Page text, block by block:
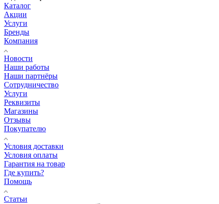
Каталог
Акции
Услуги
Бренды
Компания
Новости
Наши работы
Наши партнёры
Сотрудничество
Услуги
Реквизиты
Магазины
Отзывы
Покупателю
Условия доставки
Условия оплаты
Гарантия на товар
Где купить?
Помощь
Статьи